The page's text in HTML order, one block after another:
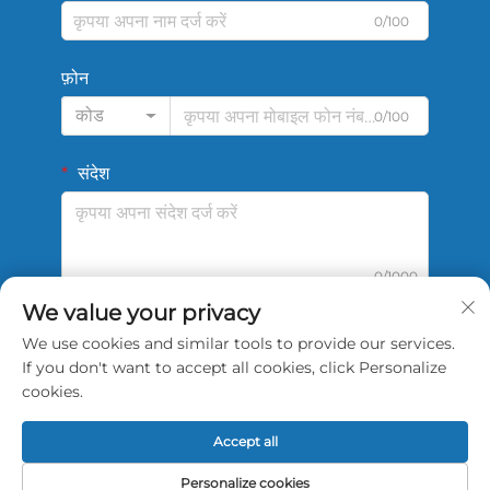
0/100
फ़ोन
कोड
0/100
संदेश
0/1000
सबमिट करें
कॉपीराइट © 2026 चाइना शेंग्शी स्पोर्ट्स टेक तियांजिन कंपनी लिमिटेड।
We value your privacy
We use cookies and similar tools to provide our services.
If you don't want to accept all cookies, click Personalize
cookies.
Personalize cookies
Accept all